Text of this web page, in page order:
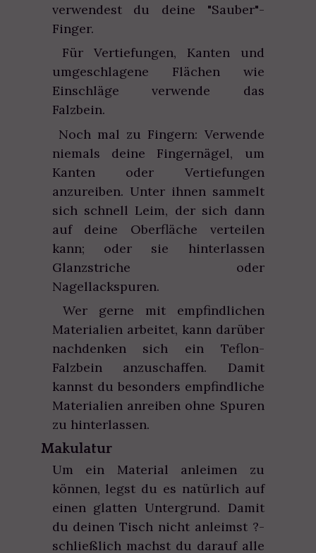
verwendest du deine "Sauber"-
Finger.
Für Vertiefungen, Kanten und
umgeschlagene Flächen wie
Einschläge verwende das
Falzbein.
Noch mal zu Fingern: Verwende
niemals deine Fingernägel, um
Kanten oder Vertiefungen
anzureiben. Unter ihnen sammelt
sich schnell Leim, der sich dann
auf deine Oberfläche verteilen
kann; oder sie hinterlassen
Glanzstriche oder
Nagellackspuren.
Wer gerne mit empfindlichen
Materialien arbeitet, kann darüber
nachdenken sich ein Teflon-
Falzbein anzuschaffen. Damit
kannst du besonders empfindliche
Materialien anreiben ohne Spuren
zu hinterlassen.
Makulatur
Um ein Material anleimen zu
können, legst du es natürlich auf
einen glatten Untergrund. Damit
du deinen Tisch nicht anleimst ?-
schließlich machst du darauf alle